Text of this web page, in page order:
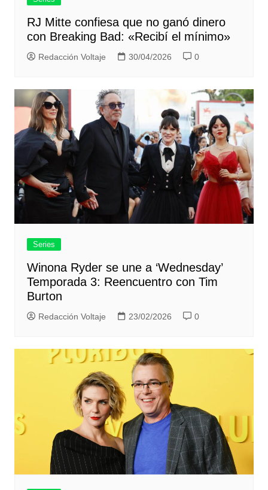
RJ Mitte confiesa que no ganó dinero
con Breaking Bad: «Recibí el mínimo»
Redacción Voltaje 30/04/2026 0
Series
Winona Ryder se une a ‘Wednesday’
Temporada 3: Reencuentro con Tim
Burton
Redacción Voltaje 23/02/2026 0